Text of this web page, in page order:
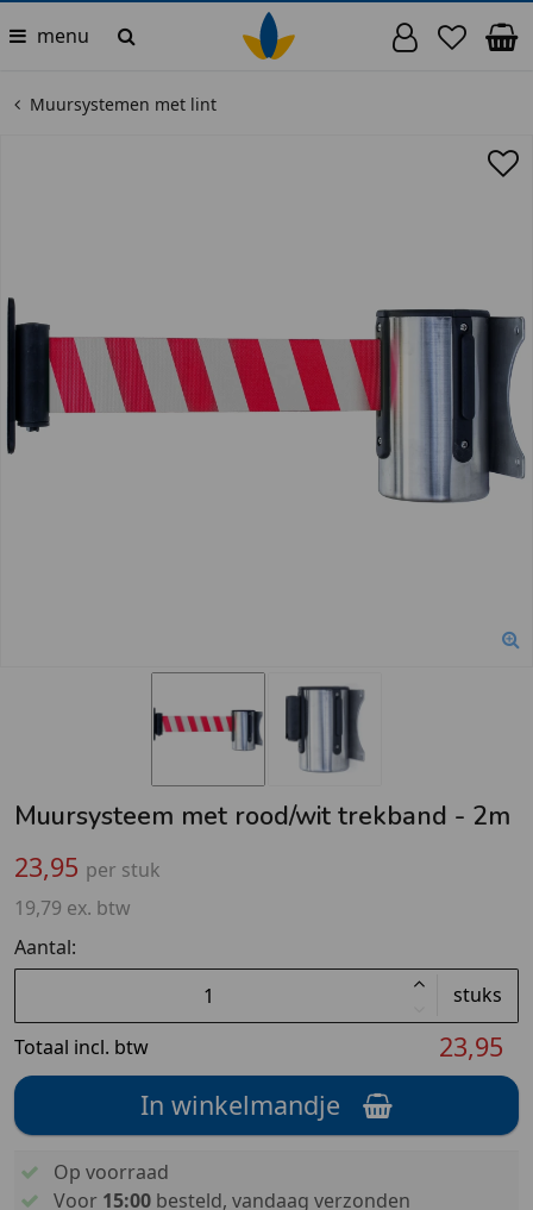
menu
Muursystemen met lint
Muursysteem met rood/wit trekband - 2m
23,95 per stuk
19,79 ex. btw
Aantal:
stuks
Totaal incl. btw
23,95
In winkelmandje
Op voorraad
Voor 15:00besteld, vandaag verzonden